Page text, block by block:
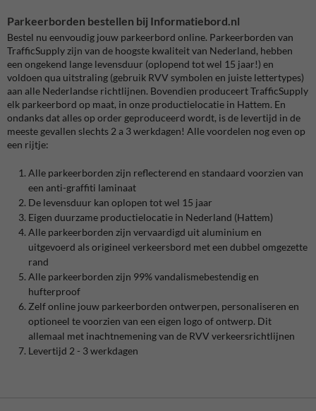
Parkeerborden bestellen bij Informatiebord.nl
Bestel nu eenvoudig jouw parkeerbord online. Parkeerborden van
TrafficSupply zijn van de hoogste kwaliteit van Nederland, hebben
een ongekend lange levensduur (oplopend tot wel 15 jaar!) en
voldoen qua uitstraling (gebruik RVV symbolen en juiste lettertypes)
aan alle Nederlandse richtlijnen. Bovendien produceert TrafficSupply
elk parkeerbord op maat, in onze productielocatie in Hattem. En
ondanks dat alles op order geproduceerd wordt, is de levertijd in de
meeste gevallen slechts 2 a 3 werkdagen! Alle voordelen nog even op
een rijtje:
Alle parkeerborden zijn reflecterend en standaard voorzien van
een anti-graffiti laminaat
De levensduur kan oplopen tot wel 15 jaar
Eigen duurzame productielocatie in Nederland (Hattem)
Alle parkeerborden zijn vervaardigd uit aluminium en
uitgevoerd als origineel verkeersbord met een dubbel omgezette
rand
Alle parkeerborden zijn 99% vandalismebestendig en
hufterproof
Zelf online jouw parkeerborden ontwerpen, personaliseren en
optioneel te voorzien van een eigen logo of ontwerp. Dit
allemaal met inachtnemening van de RVV verkeersrichtlijnen
Levertijd 2 - 3 werkdagen